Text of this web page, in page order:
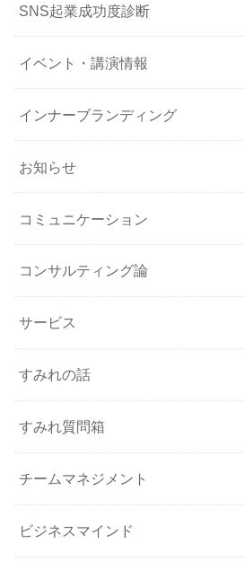
SNS起業成功度診断
イベント・講演情報
インナーブランディング
お知らせ
コミュニケーション
コンサルティング論
サービス
すみれの話
すみれ質問箱
チームマネジメント
ビジネスマインド